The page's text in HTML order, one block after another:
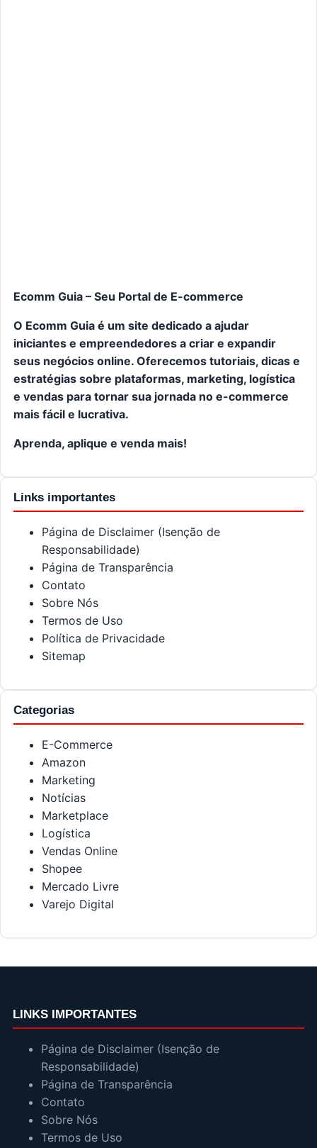
Ecomm Guia – Seu Portal de E-commerce
O Ecomm Guia é um site dedicado a ajudar
iniciantes e empreendedores a criar e expandir
seus negócios online. Oferecemos tutoriais, dicas e
estratégias sobre plataformas, marketing, logística
e vendas para tornar sua jornada no e-commerce
mais fácil e lucrativa.
Aprenda, aplique e venda mais!
Links importantes
Página de Disclaimer (Isenção de
Responsabilidade)
Página de Transparência
Contato
Sobre Nós
Termos de Uso
Política de Privacidade
Sitemap
Categorias
E-Commerce
Amazon
Marketing
Notícias
Marketplace
Logística
Vendas Online
Shopee
Mercado Livre
Varejo Digital
LINKS IMPORTANTES
Página de Disclaimer (Isenção de
Responsabilidade)
Página de Transparência
Contato
Sobre Nós
Termos de Uso